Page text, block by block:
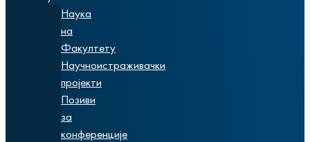
Наука
на
Факултету
Научноистраживачки
пројекти
Позиви
за
конференције